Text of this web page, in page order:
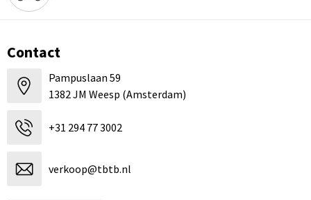
Contact
Pampuslaan 59
1382 JM Weesp (Amsterdam)
+31 294 77 3002
verkoop@tbtb.nl